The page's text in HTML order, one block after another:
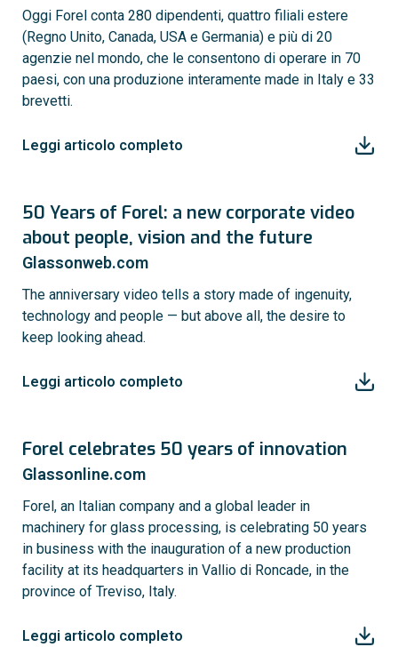
Oggi Forel conta 280 dipendenti, quattro filiali estere
(Regno Unito, Canada, USA e Germania) e più di 20
agenzie nel mondo, che le consentono di operare in 70
paesi, con una produzione interamente made in Italy e 33
brevetti.
Leggi articolo completo
50 Years of Forel: a new corporate video
about people, vision and the future
Glassonweb.com
The anniversary video tells a story made of ingenuity,
technology and people — but above all, the desire to
keep looking ahead.
Leggi articolo completo
Forel celebrates 50 years of innovation
Glassonline.com
Forel, an Italian company and a global leader in
machinery for glass processing, is celebrating 50 years
in business with the inauguration of a new production
facility at its headquarters in Vallio di Roncade, in the
province of Treviso, Italy.
Leggi articolo completo